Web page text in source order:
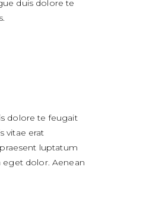
duis dolore te
dolore te feugait
vitae erat
luptatum
dolor. Aenean